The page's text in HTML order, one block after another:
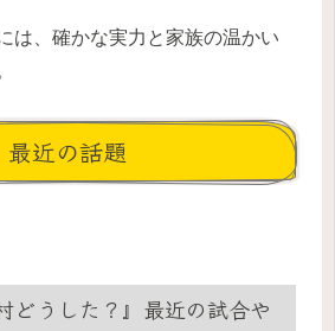
は、確かな実力と家族の温かい
最近の話題
どうした？』最近の試合や